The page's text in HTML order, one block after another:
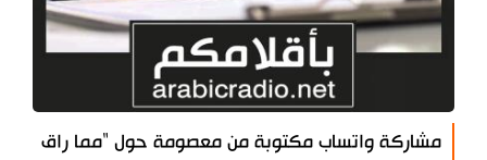
مشاركة واتساب مكتوبة من معصومة حول "مما راق